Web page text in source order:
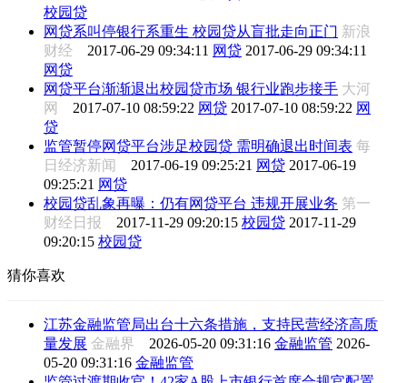
校园贷
网贷系叫停银行系重生 校园贷从盲批走向正门 新浪
财经 2017-06-29 09:34:11 网贷 2017-06-29 09:34:11
网贷
网贷平台渐渐退出校园贷市场 银行业跑步接手 大河
网 2017-07-10 08:59:22 网贷 2017-07-10 08:59:22 网
贷
监管暂停网贷平台涉足校园贷 需明确退出时间表 每
日经济新闻 2017-06-19 09:25:21 网贷 2017-06-19
09:25:21 网贷
校园贷乱象再曝：仍有网贷平台 违规开展业务 第一
财经日报 2017-11-29 09:20:15 校园贷 2017-11-29
09:20:15 校园贷
猜你喜欢
江苏金融监管局出台十六条措施，支持民营经济高质
量发展 金融界 2026-05-20 09:31:16 金融监管 2026-
05-20 09:31:16 金融监管